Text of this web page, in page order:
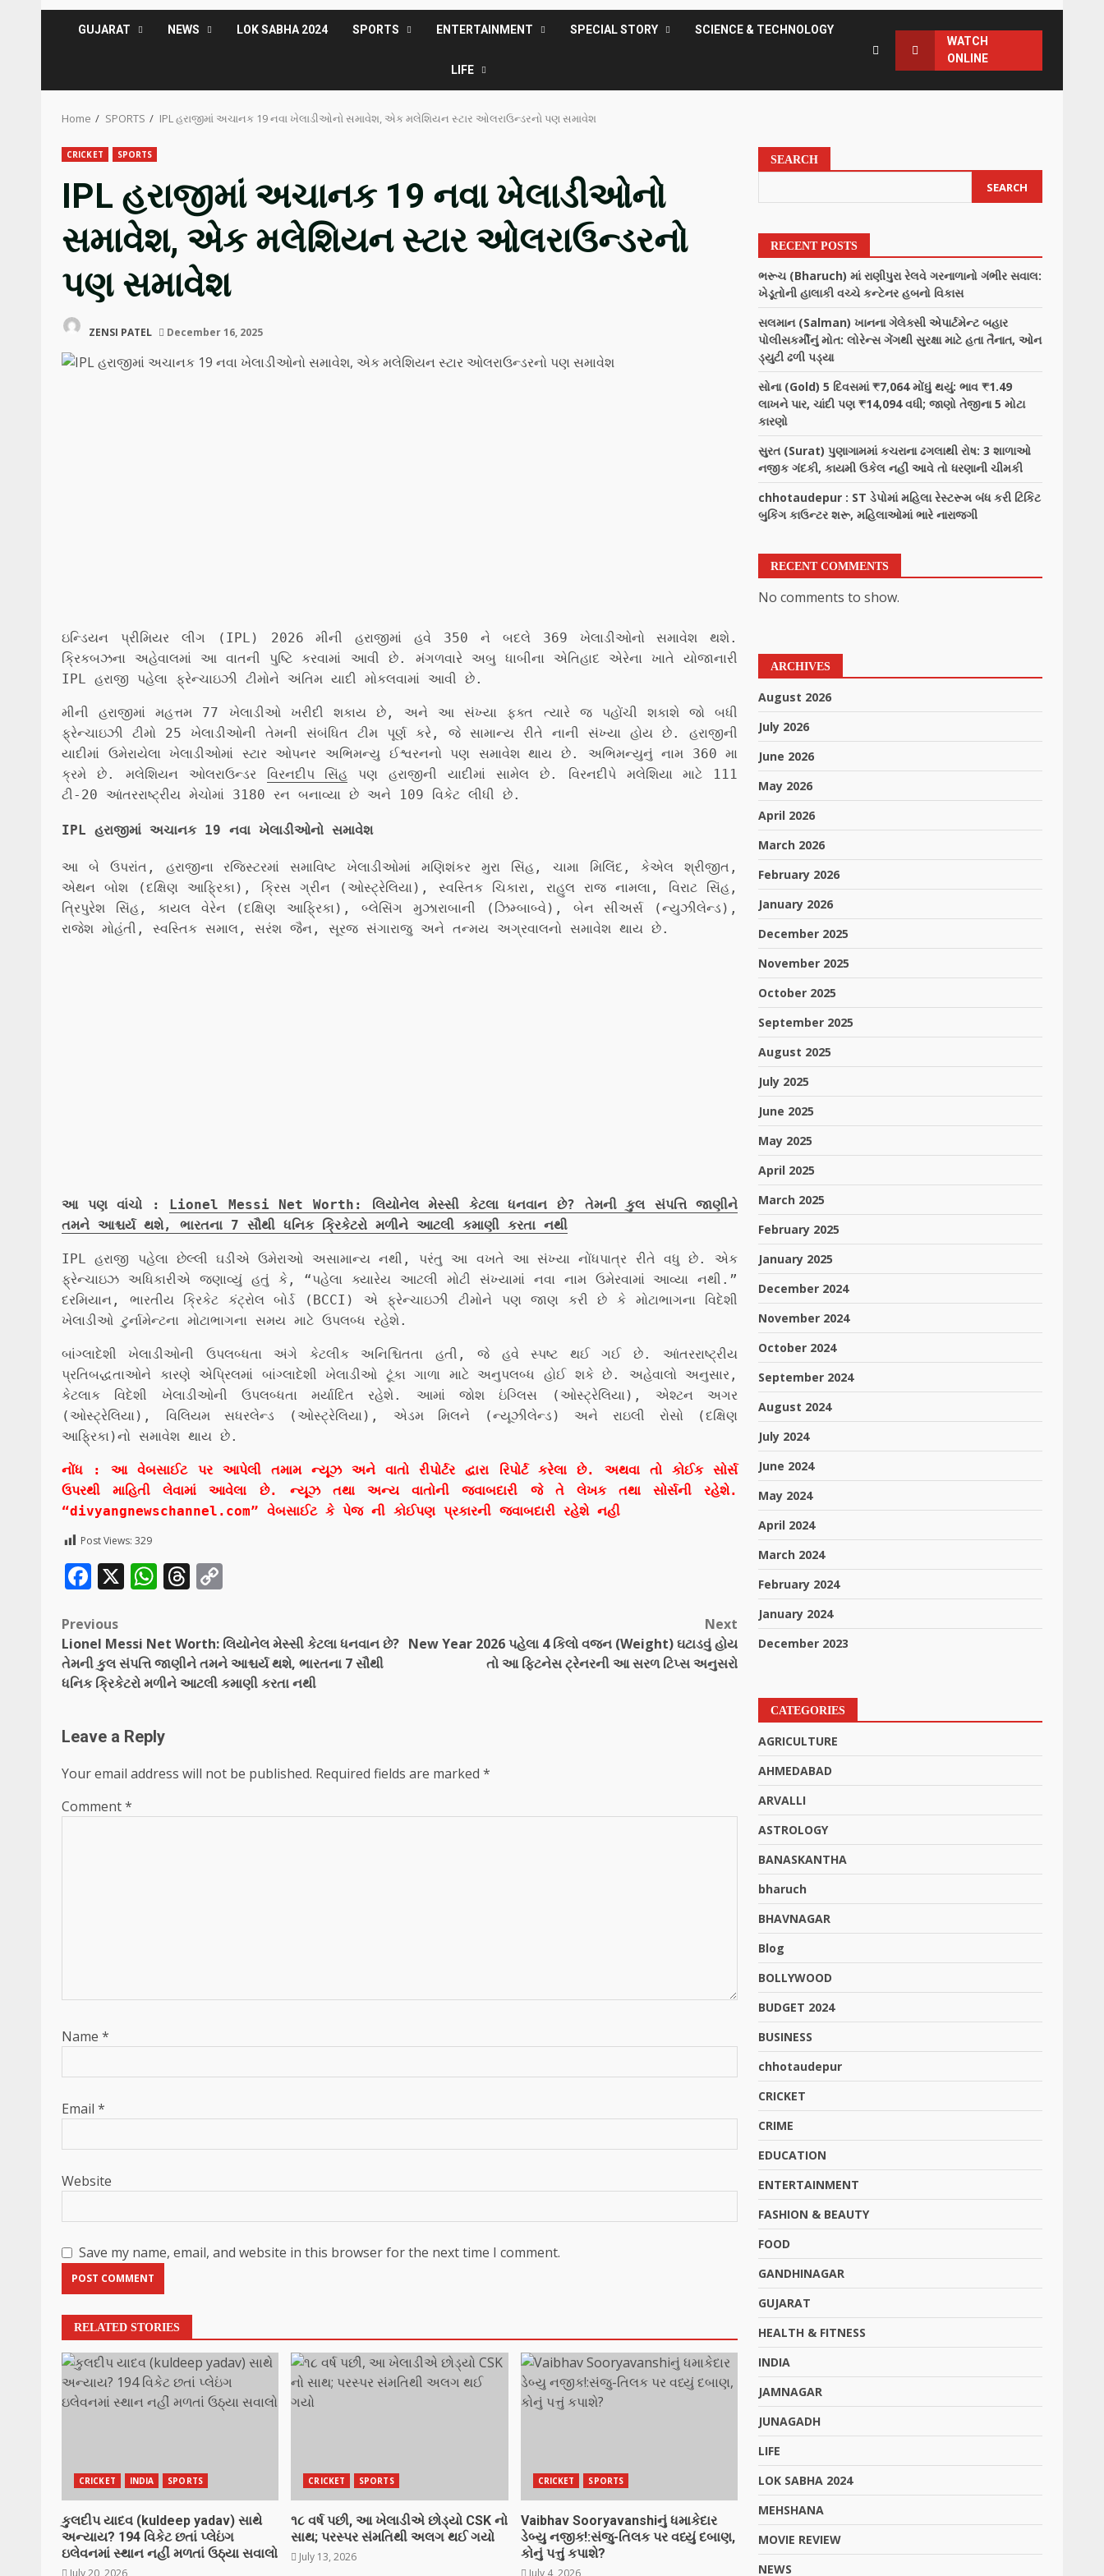
GUJARAT NEWS LOK SABHA 2024 SPORTS ENTERTAINMENT SPECIAL STORY SCIENCE & TECHNOLOGY
LIFE
WATCH
ONLINE
Home SPORTS IPL હરાજીમાં અચાનક 19 નવા ખેલાડીઓનો સમાવેશ, એક મલેશિયન સ્ટાર ઓલરાઉન્ડરનો પણ સમાવેશ
CRICKET SPORTS
IPL હરાજીમાં અચાનક 19 નવા ખેલાડીઓનો
સમાવેશ, એક મલેશિયન સ્ટાર ઓલરાઉન્ડરનો
પણ સમાવેશ
ZENSI PATEL December 16, 2025
ઇન્ડિયન પ્રીમિયર લીગ (IPL) 2026 મીની હરાજીમાં હવે 350 ને બદલે 369 ખેલાડીઓનો સમાવેશ થશે.
ક્રિકબઝના અહેવાલમાં આ વાતની પુષ્ટિ કરવામાં આવી છે. મંગળવારે અબુ ધાબીના એતિહાદ એરેના ખાતે યોજાનારી
IPL હરાજી પહેલા ફ્રેન્ચાઇઝી ટીમોને અંતિમ યાદી મોકલવામાં આવી છે.
મીની હરાજીમાં મહત્તમ 77 ખેલાડીઓ ખરીદી શકાય છે, અને આ સંખ્યા ફક્ત ત્યારે જ પહોંચી શકાશે જો બધી
ફ્રેન્ચાઇઝી ટીમો 25 ખેલાડીઓની તેમની સંબંધિત ટીમ પૂર્ણ કરે, જે સામાન્ય રીતે નાની સંખ્યા હોય છે. હરાજીની
યાદીમાં ઉમેરાયેલા ખેલાડીઓમાં સ્ટાર ઓપનર અભિમન્યુ ઈશ્વરનનો પણ સમાવેશ થાય છે. અભિમન્યુનું નામ 360 મા
ક્રમે છે. મલેશિયન ઓલરાઉન્ડર વિરનદીપ સિંહ પણ હરાજીની યાદીમાં સામેલ છે. વિરનદીપે મલેશિયા માટે 111
ટી-20 આંતરરાષ્ટ્રીય મેચોમાં 3180 રન બનાવ્યા છે અને 109 વિકેટ લીધી છે.
IPL હરાજીમાં અચાનક 19 નવા ખેલાડીઓનો સમાવેશ
આ બે ઉપરાંત, હરાજીના રજિસ્ટરમાં સમાવિષ્ટ ખેલાડીઓમાં મણિશંકર મુરા સિંહ, ચામા મિલિંદ, કેએલ શ્રીજીત,
એથન બોશ (દક્ષિણ આફ્રિકા), ક્રિસ ગ્રીન (ઓસ્ટ્રેલિયા), સ્વસ્તિક ચિકારા, રાહુલ રાજ નામલા, વિરાટ સિંહ,
ત્રિપુરેશ સિંહ, કાયલ વેરેન (દક્ષિણ આફ્રિકા), બ્લેસિંગ મુઝારાબાની (ઝિમ્બાબ્વે), બેન સીઅર્સ (ન્યુઝીલેન્ડ),
રાજેશ મોહંતી, સ્વસ્તિક સમાલ, સરંશ જૈન, સૂરજ સંગારાજુ અને તન્મય અગ્રવાલનો સમાવેશ થાય છે.
આ પણ વાંચો : Lionel Messi Net Worth: લિયોનેલ મેસ્સી કેટલા ધનવાન છે? તેમની કુલ સંપત્તિ જાણીને
તમને આશ્ચર્ય થશે, ભારતના 7 સૌથી ધનિક ક્રિકેટરો મળીને આટલી કમાણી કરતા નથી
IPL હરાજી પહેલા છેલ્લી ઘડીએ ઉમેરાઓ અસામાન્ય નથી, પરંતુ આ વખતે આ સંખ્યા નોંધપાત્ર રીતે વધુ છે. એક
ફ્રેન્ચાઇઝ અધિકારીએ જણાવ્યું હતું કે, “પહેલા ક્યારેય આટલી મોટી સંખ્યામાં નવા નામ ઉમેરવામાં આવ્યા નથી.”
દરમિયાન, ભારતીય ક્રિકેટ કંટ્રોલ બોર્ડ (BCCI) એ ફ્રેન્ચાઇઝી ટીમોને પણ જાણ કરી છે કે મોટાભાગના વિદેશી
ખેલાડીઓ ટુર્નામેન્ટના મોટાભાગના સમય માટે ઉપલબ્ધ રહેશે.
બાંગ્લાદેશી ખેલાડીઓની ઉપલબ્ધતા અંગે કેટલીક અનિશ્ચિતતા હતી, જે હવે સ્પષ્ટ થઈ ગઈ છે. આંતરરાષ્ટ્રીય
પ્રતિબદ્ધતાઓને કારણે એપ્રિલમાં બાંગ્લાદેશી ખેલાડીઓ ટૂંકા ગાળા માટે અનુપલબ્ધ હોઈ શકે છે. અહેવાલો અનુસાર,
કેટલાક વિદેશી ખેલાડીઓની ઉપલબ્ધતા મર્યાદિત રહેશે. આમાં જોશ ઇંગ્લિસ (ઓસ્ટ્રેલિયા), એશ્ટન અગર
(ઓસ્ટ્રેલિયા), વિલિયમ સધરલેન્ડ (ઓસ્ટ્રેલિયા), એડમ મિલને (ન્યૂઝીલેન્ડ) અને રાઇલી રોસો (દક્ષિણ
આફ્રિકા)નો સમાવેશ થાય છે.
નોંધ : આ વેબસાઈટ પર આપેલી તમામ ન્યૂઝ અને વાતો રીપોર્ટર દ્વારા રિપોર્ટ કરેલા છે. અથવા તો કોઈક સોર્સ
ઉપરથી માહિતી લેવામાં આવેલા છે. ન્યૂઝ તથા અન્ય વાતોની જવાબદારી જે તે લેખક તથા સોર્સની રહેશે.
“divyangnewschannel.com” વેબસાઈટ કે પેજ ની કોઈપણ પ્રકારની જવાબદારી રહેશે નહી
Post Views: 329
Facebook
X WhatsApp
Threads
Post
navigation
Previous
Lionel Messi Net Worth: લિયોનેલ મેસ્સી કેટલા ધનવાન છે?
તેમની કુલ સંપત્તિ જાણીને તમને આશ્ચર્ય થશે, ભારતના 7 સૌથી
ધનિક ક્રિકેટરો મળીને આટલી કમાણી કરતા નથી
Next
New Year 2026 પહેલા 4 કિલો વજન (Weight) ઘટાડવું હોય
તો આ ફિટનેસ ટ્રેનરની આ સરળ ટિપ્સ અનુસરો
Leave a Reply
Your email address will not be published. Required fields are marked *
Comment*
Name *
Email *
Website
Save my name, email, and website in this browser for the next time I comment.
RELATED STORIES
CRICKET INDIA SPORTS
કુલદીપ યાદવ (kuldeep yadav) સાથે
અન્યાય? 194 વિકેટ છતાં પ્લેઇંગ
ઇલેવનમાં સ્થાન નહીં મળતાં ઉઠ્યા સવાલો
July 20, 2026
CRICKET SPORTS
૧૮ વર્ષ પછી, આ ખેલાડીએ છોડ્યો CSK નો
સાથ; પરસ્પર સંમતિથી અલગ થઈ ગયો
July 13, 2026
CRICKET SPORTS
Vaibhav Sooryavanshiનું ધમાકેદાર
ડેબ્યુ નજીક!:સંજુ-તિલક પર વધ્યું દબાણ,
કોનું પત્તું કપાશે?
July 4, 2026
SEARCH
SEARCH
RECENT POSTS
ભરૂચ (Bharuch) માં રાણીપુરા રેલવે ગરનાળાનો ગંભીર સવાલ:
ખેડૂતોની હાલાકી વચ્ચે કન્ટેનર હબનો વિકાસ
સલમાન (Salman) ખાનના ગેલેક્સી એપાર્ટમેન્ટ બહાર
પોલીસકર્મીનું મોત: લોરેન્સ ગેંગથી સુરક્ષા માટે હતા તૈનાત, ઓન
ડ્યુટી ઢળી પડ્યા
સોના (Gold) 5 દિવસમાં ₹7,064 મોંઘું થયું: ભાવ ₹1.49
લાખને પાર, ચાંદી પણ ₹14,094 વધી; જાણો તેજીના 5 મોટા
કારણો
સુરત (Surat) પુણાગામમાં કચરાના ઢગલાથી રોષ: 3 શાળાઓ
નજીક ગંદકી, કાયમી ઉકેલ નહીં આવે તો ધરણાની ચીમકી
chhotaudepur : ST ડેપોમાં મહિલા રેસ્ટરૂમ બંધ કરી ટિકિટ
બુકિંગ કાઉન્ટર શરૂ, મહિલાઓમાં ભારે નારાજગી
RECENT COMMENTS
No comments to show.
ARCHIVES
August 2026
July 2026
June 2026
May 2026
April 2026
March 2026
February 2026
January 2026
December 2025
November 2025
October 2025
September 2025
August 2025
July 2025
June 2025
May 2025
April 2025
March 2025
February 2025
January 2025
December 2024
November 2024
October 2024
September 2024
August 2024
July 2024
June 2024
May 2024
April 2024
March 2024
February 2024
January 2024
December 2023
CATEGORIES
AGRICULTURE
AHMEDABAD
ARVALLI
ASTROLOGY
BANASKANTHA
bharuch
BHAVNAGAR
Blog
BOLLYWOOD
BUDGET 2024
BUSINESS
chhotaudepur
CRICKET
CRIME
EDUCATION
ENTERTAINMENT
FASHION & BEAUTY
FOOD
GANDHINAGAR
GUJARAT
HEALTH & FITNESS
INDIA
JAMNAGAR
JUNAGADH
LIFE
LOK SABHA 2024
MEHSHANA
MOVIE REVIEW
NEWS